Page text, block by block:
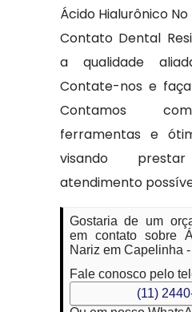
Ácido Hialurônico
Contato Dental
a qualidade
Contate-nos e
Contamos
ferramentas e
visando
atendimento
Gostaria de um
em contato sobre
Nariz em Capelinha
Fale conosco pelo
(11)